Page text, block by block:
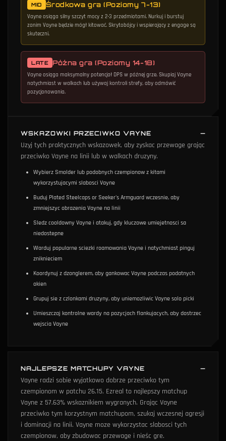
MID Środkowa gra (Poziomy 7-13)
Vayne osiąga silny szczyt mocy z 2-3 przedmiotami. Nurkuj i burstuj
zanim Vayne będzie mógł kitować. Skrytobójcy i wspierający z engage są
skuteczni.
LATE Późna gra (Poziomy 14-18)
Vayne osiąga maksymalny potencjał DPS w późnej grze. Skupiaj Vayne
natychmiast w walkach lub używaj kontroli strefy, aby odmówić
pozycjonowania.
WSKAZOWKI PRZECIWKO VAYNE
Uzyj tych praktycznych wskazowek, aby zyskac przewage grając
przeciwko Vayne na linii lub w walkach druzyny.
Wybierz Smolder lub podobnych czempionow z kitami
wykorzystujacymi slabosci Vayne
Buduj Plated Steelcaps or Seeker's Armguard wczesnie, aby
zmniejszyc obrazenia Vayne na linii
Sledz cooldowny Vayne i atakuj, gdy kluczowe umiejetnosci sa
niedostepne
Warduj popularne sciezki roamowania Vayne i natychmiast pinguj
zniknieciem
Koordynuj z dzonglerem, aby gankowac Vayne podczas podatnych
okien
Grupuj sie z czlonkami druzyny, aby uniemozliwic Vayne solo picki
Umieszczaj kontrolne wardy na pozycjach flankujacych, aby dostrzec
wejscia Vayne
NAJLEPSZE MATCHUPY VAYNE
Vayne radzi sobie wyjatkowo dobrze przeciwko tym
czempionom w patchu 26.15. Ezreal to najlepszy matchup
Vayne z 57.63% wskaznikiem wygranych. Grając Vayne
przeciwko tym korzystnym matchupom, szukaj wczesnej agresji
i dominacji na linii. Vayne moze wykorzystac slabosci tych
czempionow, aby zbudowac przewage i nieśc gre.